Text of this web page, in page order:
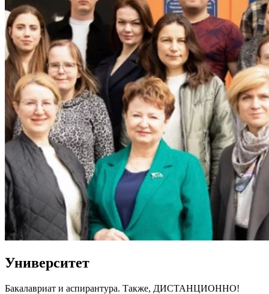
Университет
Бакалавриат и аспирантура. Также, ДИСТАНЦИОННО!